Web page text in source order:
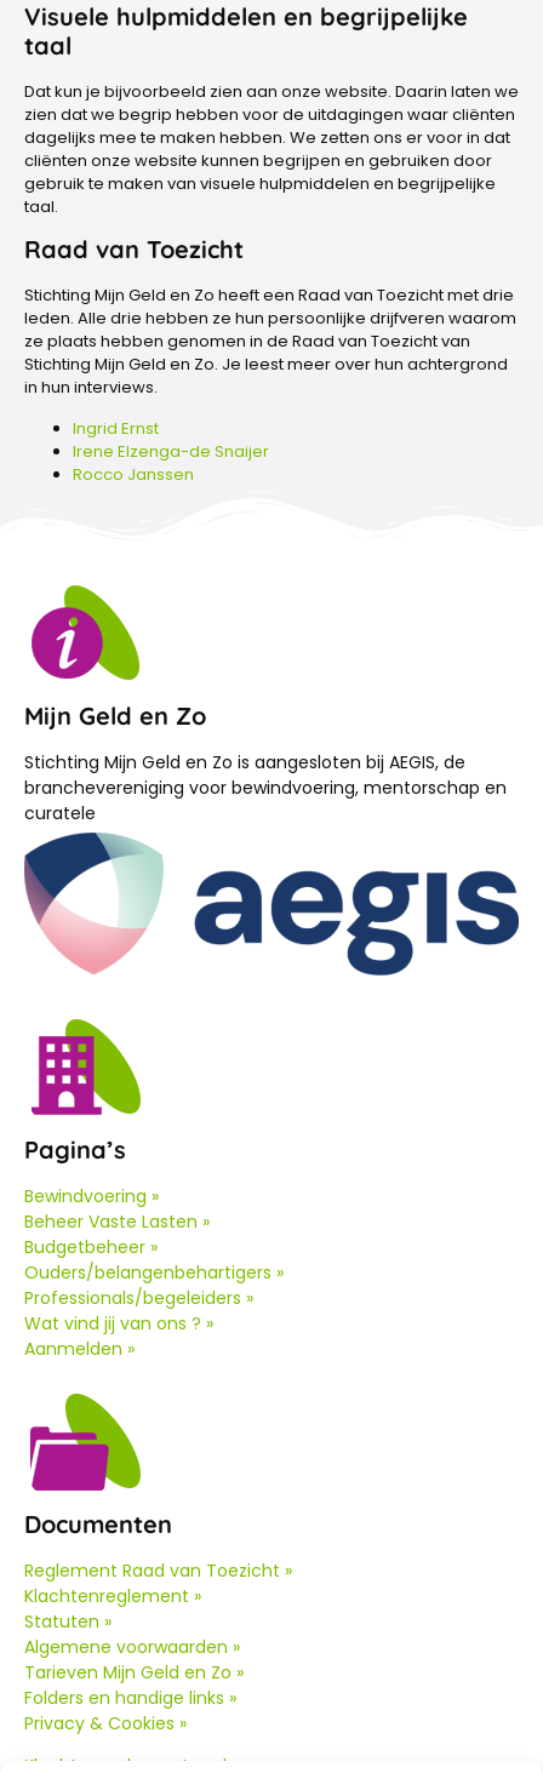
Visuele hulpmiddelen en begrijpelijke
taal
Dat kun je bijvoorbeeld zien aan onze website. Daarin laten we
zien dat we begrip hebben voor de uitdagingen waar cliënten
dagelijks mee te maken hebben. We zetten ons er voor in dat
cliënten onze website kunnen begrijpen en gebruiken door
gebruik te maken van visuele hulpmiddelen en begrijpelijke
taal.
Raad van Toezicht
Stichting Mijn Geld en Zo heeft een Raad van Toezicht met drie
leden. Alle drie hebben ze hun persoonlijke drijfveren waarom
ze plaats hebben genomen in de Raad van Toezicht van
Stichting Mijn Geld en Zo. Je leest meer over hun achtergrond
in hun interviews.
Ingrid Ernst
Irene Elzenga-de Snaijer
Rocco Janssen
Mijn Geld en Zo
Stichting Mijn Geld en Zo is aangesloten bij AEGIS, de
branchevereniging voor bewindvoering, mentorschap en
curatele
Pagina’s
Bewindvoering »
Beheer Vaste Lasten »
Budgetbeheer »
Ouders/belangenbehartigers »
Professionals/begeleiders »
Wat vind jij van ons ? »
Aanmelden »
Documenten
Reglement Raad van Toezicht »
Klachtenreglement »
Statuten »
Algemene voorwaarden »
Tarieven Mijn Geld en Zo »
Folders en handige links »
Privacy & Cookies »
Klachtenreglement oud